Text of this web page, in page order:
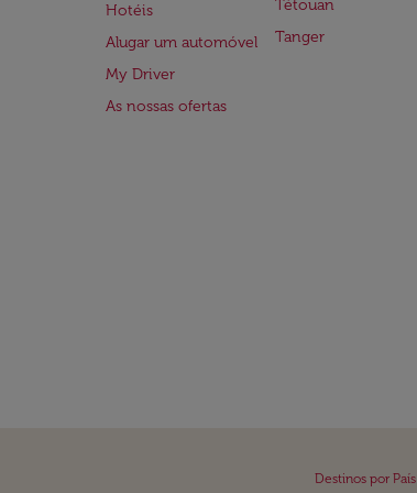
Hotéis
Alugar um automóvel
My Driver
As nossas ofertas
Tétouan
Tanger
Destinos por País